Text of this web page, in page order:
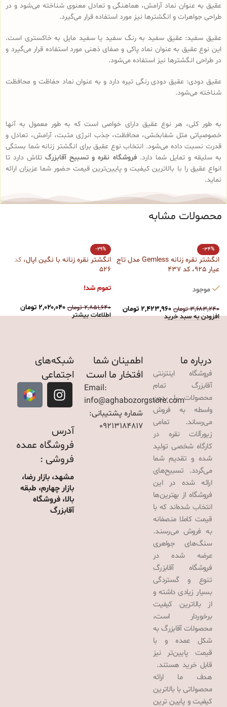
عقیق به عنوان نماد آرامش، هماهنگی و تعادل معنوی شناخته می‌شود و در
طراحی جواهرات و انگشترها نیز مورد استفاده قرار می‌گیرد.
عقیق سفید: عقیق سفید به رنگ سفید یا سفید مایل به خاکستری است.
این نوع عقیق به عنوان نماد پاکی و صفای ذهنی مورد استفاده قرار می‌گیرد و
در طراحی انگشترها نیز استفاده می‌شود.
عقیق دودی: عقیق دودی رنگی تیره دارد و به عنوان نماد حفاظت و محافظت
شناخته می‌شود.
به طور کلی، هر نوع عقیق دارای خواصی است که به طور معمول به آنها
خصوصیاتی مثل شفابخشی، محافظت، جذب انرژی مثبت، آرامش، تعادل و
قدرت نسبت داده می‌شود. انتخاب نوع عقیق برای انگشتر زنانه شما بستگی
به سلیقه و تمایل شما دارد.فروشگاه نقره و تسبیح آقابزرگتلاش دارد تا
انواع عقیق را با بالاترین کیفیت و پایین‌ترین قیمت حضور شما عزیزان ارائه
نماید.
محصولات مشابه
-34%
انگشتر نقره زنانه Gemless مدل تاج
عیار 925، کد 437
موجود
۳,۶۸۳,۲۴۰ تومان ۲,۴۲۳,۹۶۰ تومان
افزودن به سبد خرید
-29%
انگشتر نقره زنانه با نگین اپال، کد
526
تموم شد!
۲,۸۵۱,۶۴۰ تومان ۲,۰۲۰,۰۴۰ تومان
اطلاعات بیشتر
درباره ما
فروشگاه اینترنتی
آقابزرگ تمام
محصولات را بدون
واسطه به فروش
می‌رساند. تمامی
زیورآلات نقره در
کارگاه شخصی تولید
شده و تقدیم شما
می‌گردد. تسبیح‌های
ارائه شده در این
فروشگاه از بهترین‌ها
انتخاب شده‌اند که با
قیمت کاملا منصفانه
به فروش می‌رسند.
سنگ‌های جواهری
عرضه شده در
فروشگاه آقابزرگ
تنوع و گستردگی
بسیار زیادی داشته و
از بالاترین کیفیت
برخوردار است،
محصولات آقابزرگ به
شکل عمده و با
قیمت پایین‌تر نیز
قابل خرید هستند.
هدف ما ارائه
محصولاتی با بالاترین
کیفیت و پایین ترین
اطمینان شما
افتخار ما است
Email:
info@aghabozorgstore.com
شماره پشتیبانی:
09213184817
شبکه‌های
اجتماعی
آدرس
فروشگاه عمده
فروشی :
مشهد، بازار رضا،
بازار چهارم، طبقه
بالا، فروشگاه
آقابزرگ